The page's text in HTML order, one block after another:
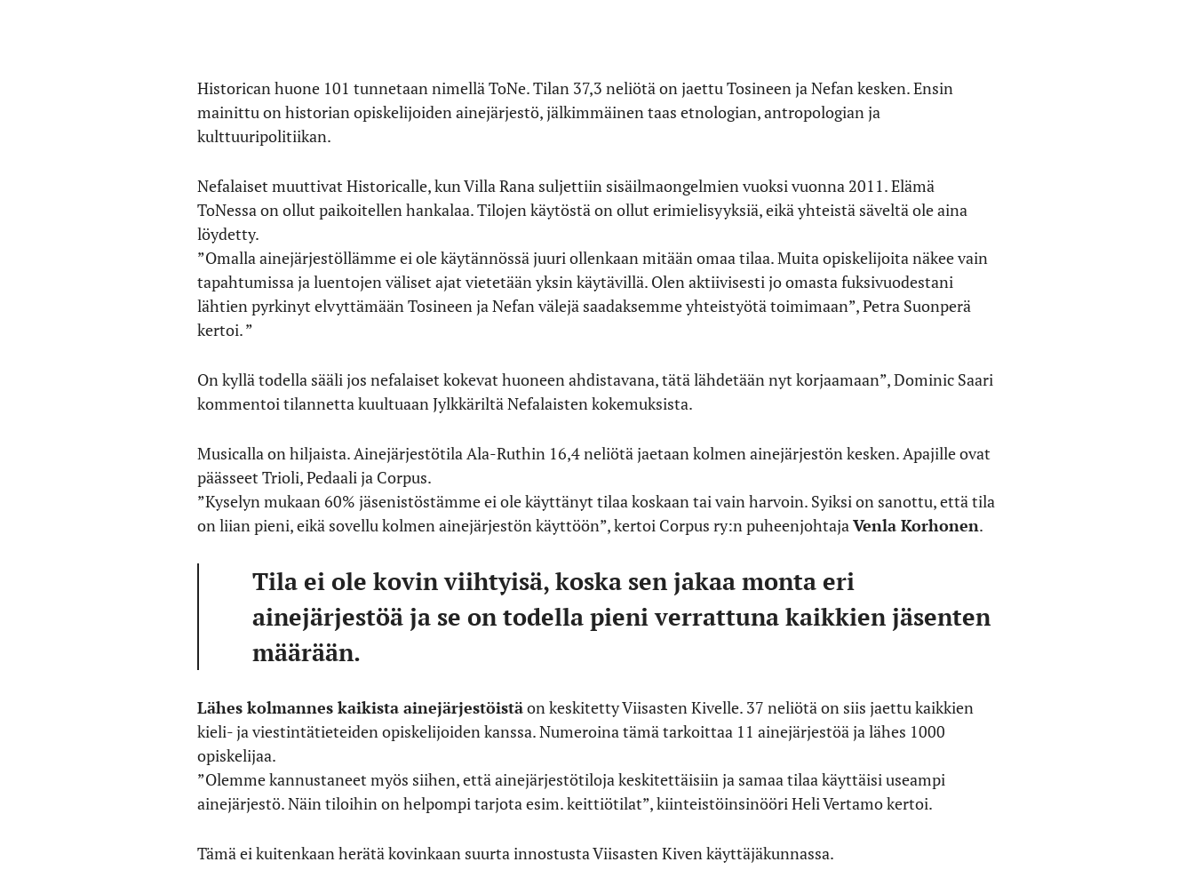
Historican huone 101 tunnetaan nimellä ToNe. Tilan 37,3 neliötä on jaettu Tosineen ja Nefan kesken. Ensin
mainittu on historian opiskelijoiden ainejärjestö, jälkimmäinen taas etnologian, antropologian ja
kulttuuripolitiikan.
Nefalaiset muuttivat Historicalle, kun Villa Rana suljettiin sisäilmaongelmien vuoksi vuonna 2011. Elämä
ToNessa on ollut paikoitellen hankalaa. Tilojen käytöstä on ollut erimielisyyksiä, eikä yhteistä säveltä ole aina
löydetty.
”Omalla ainejärjestöllämme ei ole käytännössä juuri ollenkaan mitään omaa tilaa. Muita opiskelijoita näkee vain
tapahtumissa ja luentojen väliset ajat vietetään yksin käytävillä. Olen aktiivisesti jo omasta fuksivuodestani
lähtien pyrkinyt elvyttämään Tosineen ja Nefan välejä saadaksemme yhteistyötä toimimaan”, Petra Suonperä
kertoi. ”
On kyllä todella sääli jos nefalaiset kokevat huoneen ahdistavana, tätä lähdetään nyt korjaamaan”, Dominic Saari
kommentoi tilannetta kuultuaan Jylkkäriltä Nefalaisten kokemuksista.
Musicalla on hiljaista. Ainejärjestötila Ala-Ruthin 16,4 neliötä jaetaan kolmen ainejärjestön kesken. Apajille ovat
päässeet Trioli, Pedaali ja Corpus.
”Kyselyn mukaan 60% jäsenistöstämme ei ole käyttänyt tilaa koskaan tai vain harvoin. Syiksi on sanottu, että tila
on liian pieni, eikä sovellu kolmen ainejärjestön käyttöön”, kertoi Corpus ry:n puheenjohtajaVenla Korhonen.
Tila ei ole kovin viihtyisä, koska sen jakaa monta eri
ainejärjestöä ja se on todella pieni verrattuna kaikkien jäsenten
määrään.
Lähes kolmannes kaikista ainejärjestöistäon keskitetty Viisasten Kivelle. 37 neliötä on siis jaettu kaikkien
kieli- ja viestintätieteiden opiskelijoiden kanssa. Numeroina tämä tarkoittaa 11 ainejärjestöä ja lähes 1000
opiskelijaa.
”Olemme kannustaneet myös siihen, että ainejärjestötiloja keskitettäisiin ja samaa tilaa käyttäisi useampi
ainejärjestö. Näin tiloihin on helpompi tarjota esim. keittiötilat”, kiinteistöinsinööri Heli Vertamo kertoi.
Tämä ei kuitenkaan herätä kovinkaan suurta innostusta Viisasten Kiven käyttäjäkunnassa.